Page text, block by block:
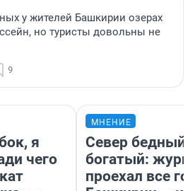
у жителей Башкирии озерах
но туристы довольны не
9
я
чего
МНЕНИЕ
Север бедный,
богатый:
проехал все